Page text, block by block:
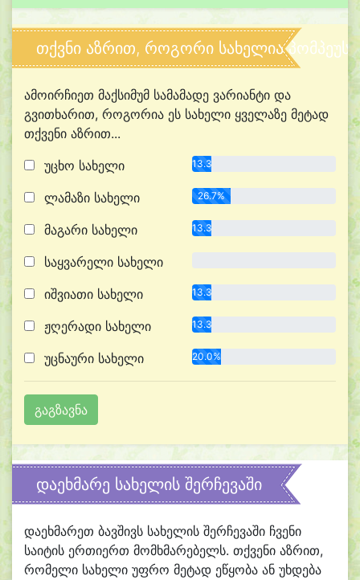
თქვნი აზრით, როგორი სახელია პომპეუს?
ამოირჩიეთ მაქსიმუმ სამამადე ვარიანტი და
გვითხარით, როგორია ეს სახელი ყველაზე მეტად
თქვენი აზრით...
უცხო სახელი
13.3%
ლამაზი სახელი 26.7%
მაგარი სახელი 13.3%
საყვარელი სახელი
იშვიათი სახელი 13.3%
ჟღერადი სახელი 13.3%
უცნაური სახელი 20.0%
დაეხმარე სახელის შერჩევაში
დაეხმარეთ ბავშივს სახელის შერჩევაში ჩვენი
საიტის ერთიერთ მომხმარებელს. თქვენი აზრით,
რომელი სახელი უფრო მეტად ეწყობა ან უხდება